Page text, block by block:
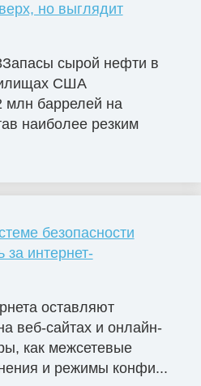
но выглядит
сырой нефти в
США
млн баррелей на
наиболее резким
безопасности
за интернет-
оставляют
веб-сайтах и ​​онлайн-
как межсетевые
и режимы конфи...